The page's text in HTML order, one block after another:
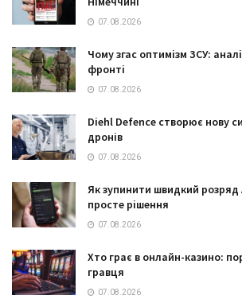
07.08.2026
Чому згас оптимізм ЗСУ:
фронті
07.08.2026
Diehl Defence створює нову
дронів
07.08.2026
Як зупинити швидкий розряд
просте рішення
07.08.2026
Хто грає в онлайн-казино:
гравця
07.08.2026